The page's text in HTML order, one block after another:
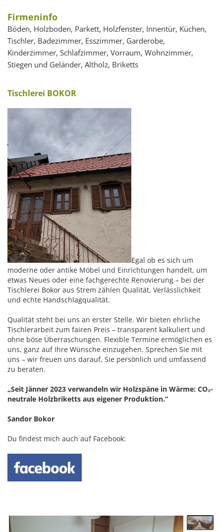
Firmeninfo
Böden, Holzboden, Parkett, Holzfenster, Innentür, Küchen,
Tischler, Badezimmer, Esszimmer, Garderobe,
Kinderzimmer, Schlafzimmer, Vorraum, Wohnzimmer,
Stiegen und Geländer, Altholz, Briketts
Tischlerei BOKOR
Egal ob es sich um
moderne oder antike Möbel und Einrichtungen handelt, um
etwas Neues oder eine fachgerechte Renovierung – bei der
Tischlerei Bokor aus Strem zählen Qualität, Verlässlichkeit
und echte Handschlagqualität.
Qualität steht bei uns an erster Stelle. Wir bieten ehrliche
Tischlerarbeit zum fairen Preis – transparent kalkuliert und
ohne böse Überraschungen. Flexible Termine ermöglichen es
uns, ganz auf Ihre Wünsche einzugehen. Sprechen Sie mit
uns – wir freuen uns darauf, Sie persönlich und umfassend
zu beraten.
„Seit Jänner 2023 verwandeln wir Holzspäne in Wärme: CO₂-
neutrale Holzbriketts aus eigener Produktion.“
Sandor Bokor
Du findest mich auch auf Facebook: